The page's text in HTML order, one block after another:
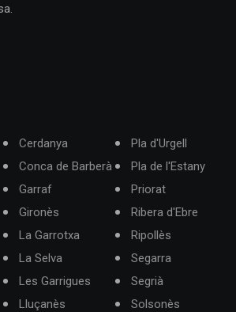
Cerdanya
Conca de Barberà
Garraf
Gironès
La Garrotxa
La Selva
Les Garrigues
Lluçanès
Pla d'Urgell
Pla de l'Estany
Priorat
Ribera d'Ebre
Ripollès
Segarra
Segrià
Solsonès